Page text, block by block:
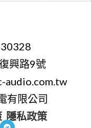
興路9號
audio.com.tw
有限公司
隱私政策